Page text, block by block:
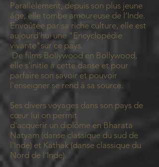
Parallèlement, depuis son plus jeune
âge, elle tombe amoureuse de l’Inde.
Envoûtée par sa riche culture, elle est
aujourd'hui une "Encyclopédie
vivante"sur ce pays.
De films Bollywood en Bollywood,
elle s'initie à cette danse et pour
parfaire son savoir et pouvoir
l'enseigner se rend à sa source.
Ses divers voyages dans son pays de
cœur lui on permit
d'acquérir un diplôme en Bharata
Natyam (danse classique du sud de
l'Inde) et Kathak (danse classique du
Nord de l'Inde).